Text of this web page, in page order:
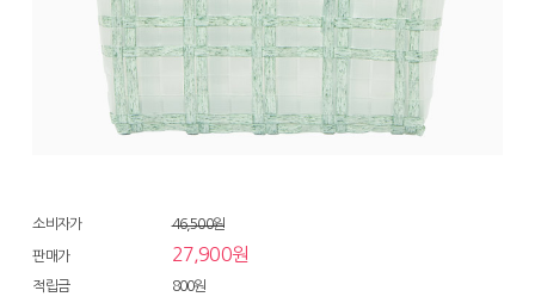
소비자가 46,500원
판매가 27,900원
적립금 800원